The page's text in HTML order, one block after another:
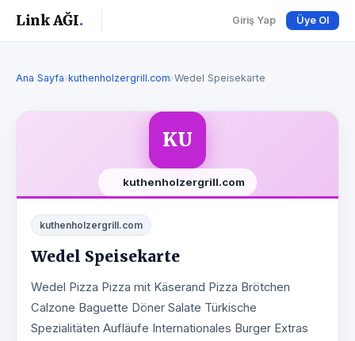
Link AĞI. Giriş Yap Üye Ol
Ana Sayfa›kuthenholzergrill.com›Wedel Speisekarte
KU
kuthenholzergrill.com
kuthenholzergrill.com
Wedel Speisekarte
Wedel Pizza Pizza mit Käserand Pizza Brötchen
Calzone Baguette Döner Salate Türkische
Spezialitäten Aufläufe Internationales Burger Extras